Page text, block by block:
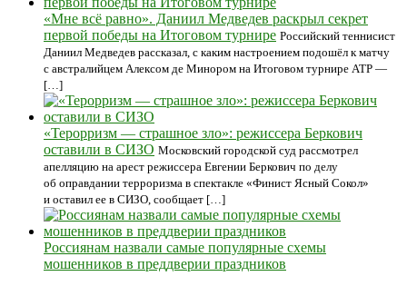
«Мне всё равно». Даниил Медведев раскрыл секрет
первой победы на Итоговом турнире Российский теннисист
Даниил Медведев рассказал, с каким настроением подошёл к матчу
с австралийцем Алексом де Минором на Итоговом турнире ATP —
[…]
«Терорризм — страшное зло»: режиссера Беркович
оставили в СИЗО Московский городской суд рассмотрел
апелляцию на арест режиссера Евгении Беркович по делу
об оправдании терроризма в спектакле «Финист Ясный Сокол»
и оставил ее в СИЗО, сообщает […]
Россиянам назвали самые популярные схемы
мошенников в преддверии праздников